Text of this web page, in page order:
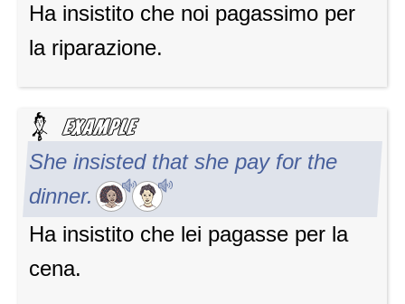
Ha insistito che noi pagassimo per
la riparazione.
She insisted that she pay for the
dinner.
Ha insistito che lei pagasse per la
cena.